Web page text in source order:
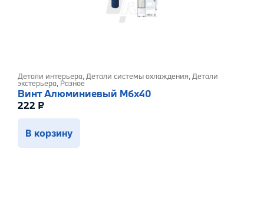
Детали интерьера,Детали системы охлаждения,Детали
экстерьера, Разное
Винт Алюминиевый M6x40
222 ₽
В корзину